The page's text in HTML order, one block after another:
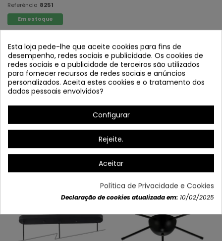
Referência 8251
Em estoque
Base redonda 3 luzes
Estrutura: Aço pintado de preto
Medidas:
30 cm 日本語: 2.5 cm
*Base disponível para projetar qualquer tipo de pingente
(válido em pingentes Vintage)
Dados do produto
Também poderá gostar
Esta loja pede-lhe que aceite cookies para fins de
desempenho, redes sociais e publicidade. Os cookies de
redes sociais e a publicidade de terceiros são utilizados
para fornecer recursos de redes sociais e anúncios
personalizados. Aceita estes cookies e o tratamento dos
dados pessoais envolvidos?
Configurar
Rejeite.
Aceitar
Política de Privacidade e Cookies
Declaração de cookies atualizada em: 10/02/2025